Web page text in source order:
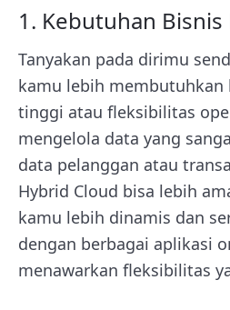
1. Kebutuhan Bisnis
Tanyakan pada dirimu
kamu lebih membutuhkan
tinggi atau fleksibilitas
mengelola data yang
data pelanggan atau
Hybrid Cloud bisa lebih
kamu lebih dinamis dan
dengan berbagai aplikasi
menawarkan fleksibilitas